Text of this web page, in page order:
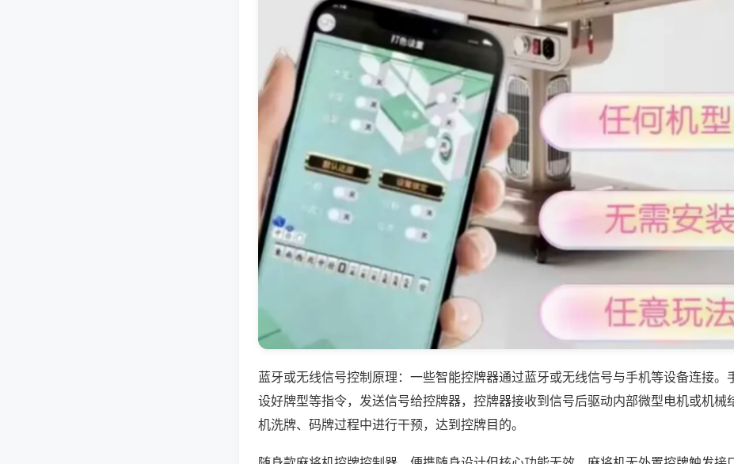
蓝牙或无线信号控制原理：一些智能控牌器通过蓝牙或无线信号与手机等设备连接。
设好牌型等指令，发送信号给控牌器，控牌器接收到信号后驱动内部微型电机或机械
机洗牌、码牌过程中进行干预，达到控牌目的。